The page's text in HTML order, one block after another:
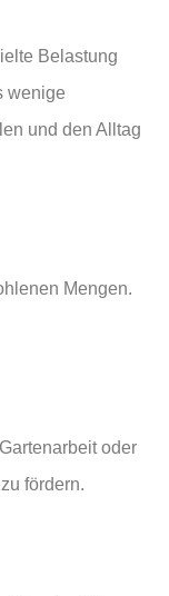
Belastung
wenige
und den Alltag
Mengen.
oder
fördern.